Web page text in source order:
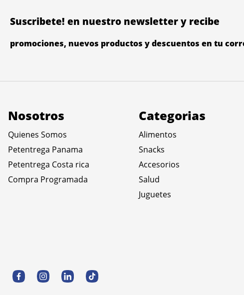
Suscribete! en nuestro newsletter y recibe
promociones, nuevos productos y descuentos en tu
Nosotros
Quienes Somos
Petentrega Panama
Petentrega Costa rica
Compra Programada
Categorias
Alimentos
Snacks
Accesorios
Salud
Juguetes